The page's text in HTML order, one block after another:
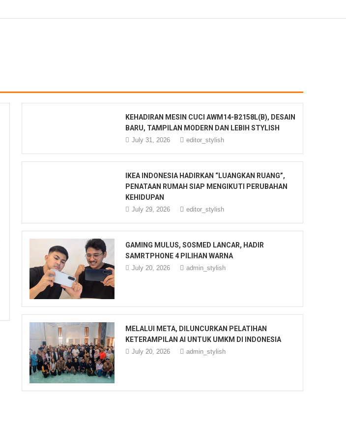
KEHADIRAN MESIN CUCI AWM14-B2158L(B), DESAIN
BARU, TAMPILAN MODERN DAN LEBIH STYLISH
July 31, 2026 editor_stylish
IKEA INDONESIA HADIRKAN “LUANGKAN RUANG”,
PENATAAN RUMAH SIAP MENGIKUTI PERUBAHAN
KEHIDUPAN
July 29, 2026 editor_stylish
GAMING MULUS, SOSMED LANCAR, HADIR
SAMRTPHONE 4 PILIHAN WARNA
July 20, 2026 admin_stylish
MELALUI META, DILUNCURKAN PELATIHAN
KETERAMPILAN AI UNTUK UMKM DI INDONESIA
July 20, 2026 admin_stylish